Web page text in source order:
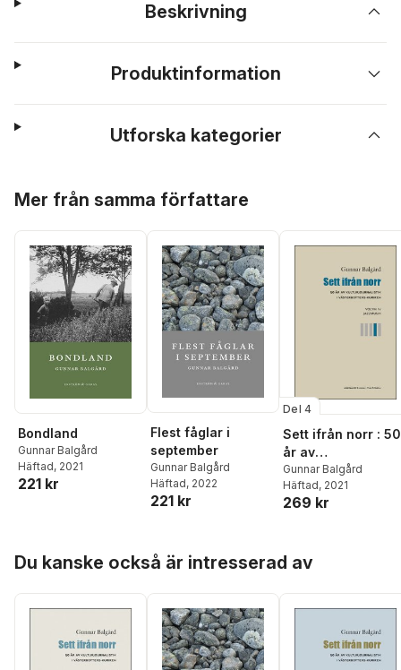
Beskrivning
Produktinformation
Utforska kategorier
Mer från samma författare
Bondland
Gunnar Balgård
Häftad, 2021
221 kr
Flest fåglar i
september
Gunnar Balgård
Häftad, 2022
221 kr
Del 4
Sett ifrån norr : 50
år av
kulturjournalistik i
Västerbotten-
Kuriren. Volym 4,
Gunnar Balgård
Häftad, 2021
269 kr
Du kanske också är intresserad av